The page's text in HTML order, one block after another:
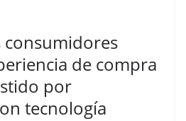
consumidores
de compra
por
tecnología